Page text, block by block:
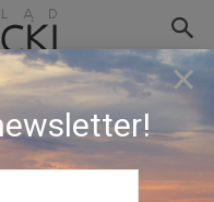
×